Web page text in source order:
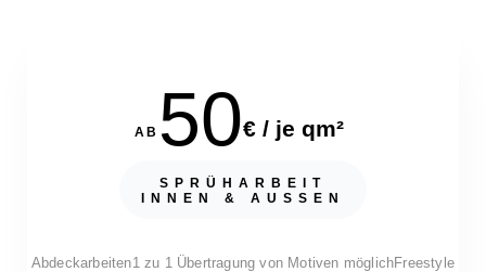
AB 50€ / je qm²
SPRÜHARBEIT
INNEN & AUSSEN
Abdeckarbeiten1 zu 1 Übertragung von Motiven möglichFreestyle